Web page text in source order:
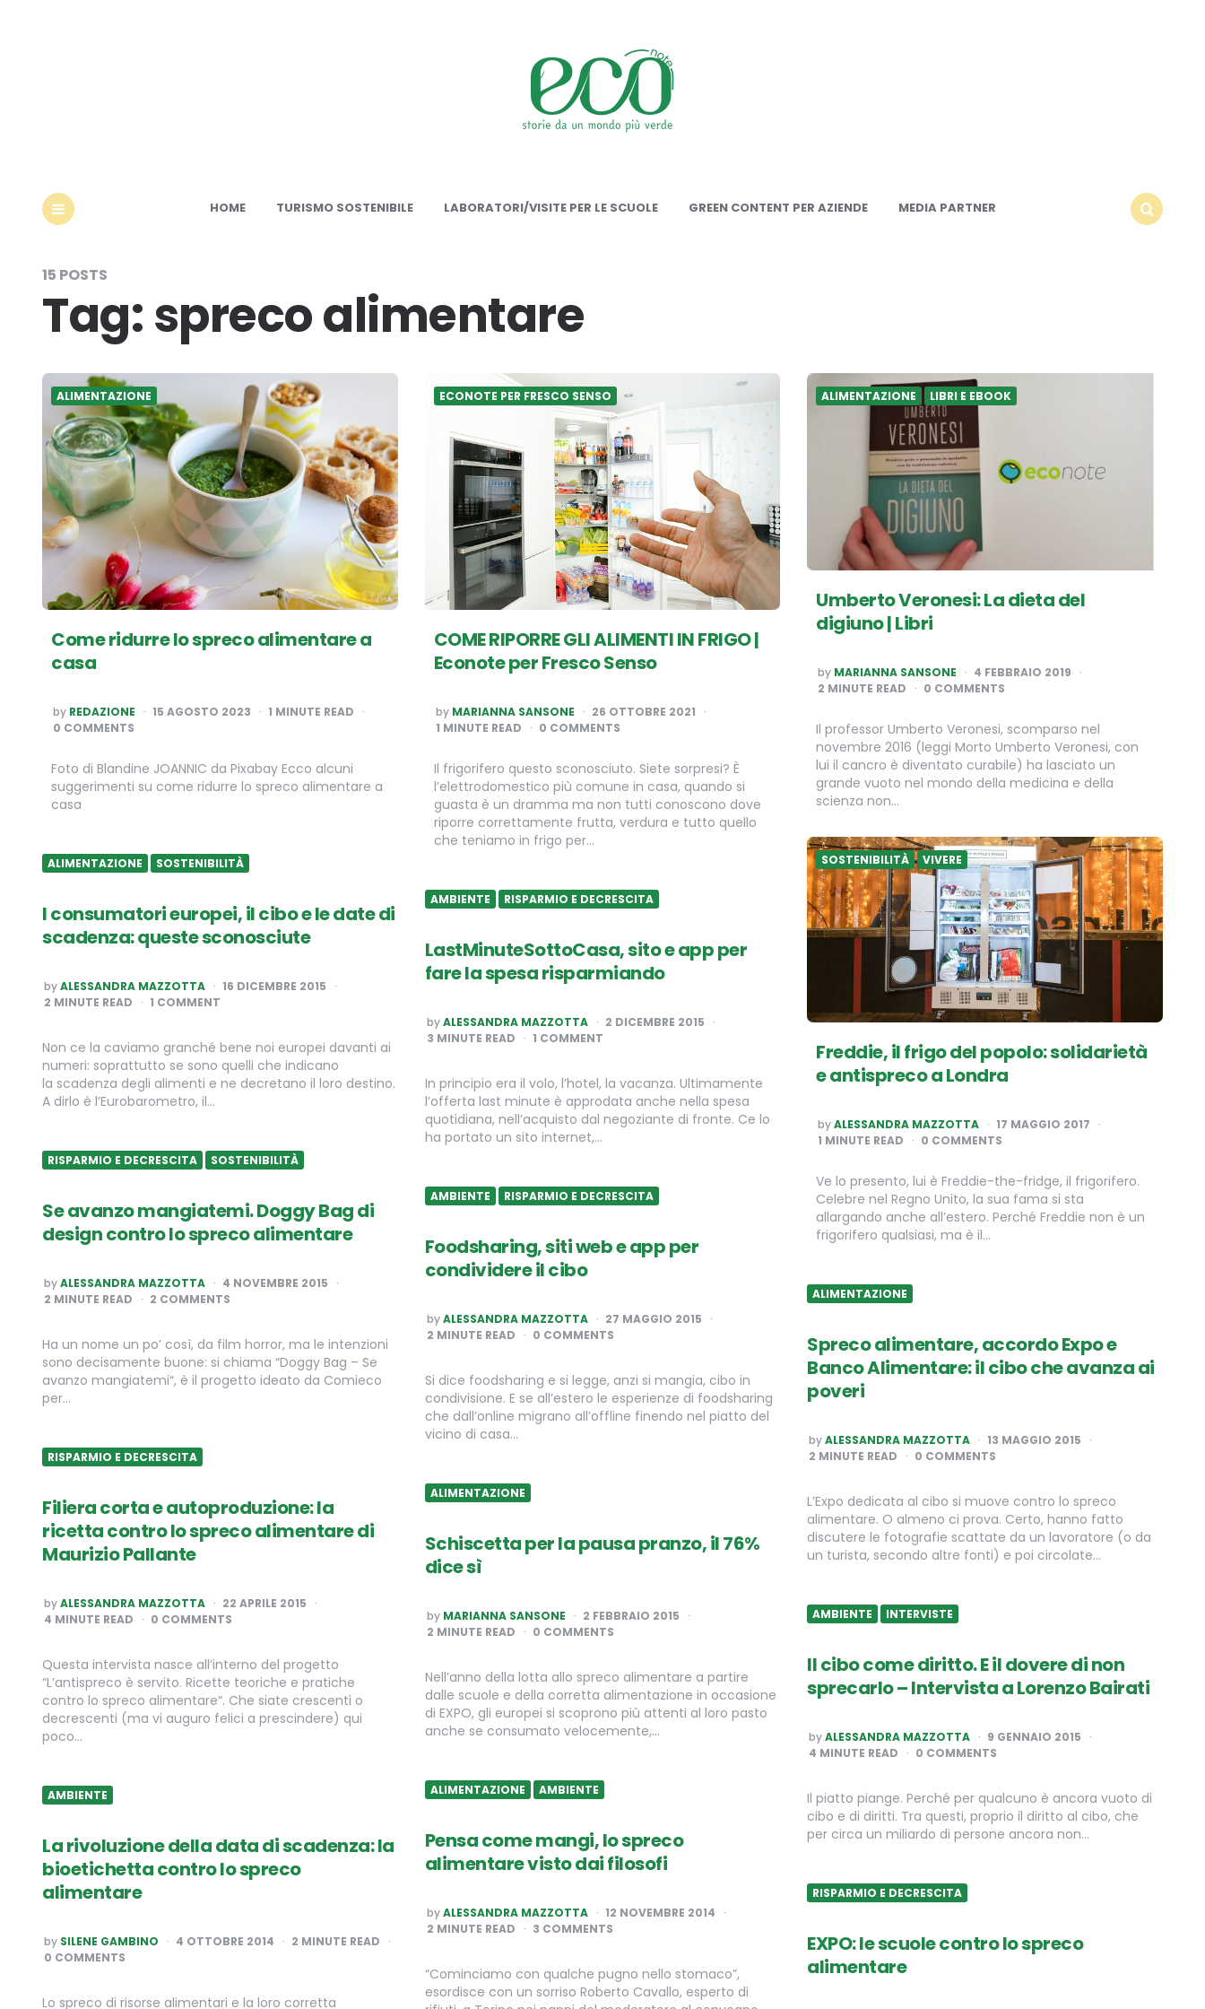
HOME TURISMO SOSTENIBILE LABORATORI/VISITE PER LE SCUOLE GREEN CONTENT PER AZIENDE
MEDIA PARTNER
15 POSTS
Tag:spreco alimentare
ALIMENTAZIONE
Come ridurre lo spreco alimentare a
casa
POSTED
BY
by REDAZIONE 15 AGOSTO 2023 1 MINUTE READ
0 COMMENTS
Foto di Blandine JOANNIC da Pixabay Ecco alcuni
suggerimenti su come ridurre lo spreco alimentare a
casa
ECONOTE PER FRESCO SENSO
COME RIPORRE GLI ALIMENTI IN FRIGO |
Econote per Fresco Senso
POSTED
BY
by MARIANNA SANSONE
26 OTTOBRE 2021
1 MINUTE READ 0 COMMENTS
Il frigorifero questo sconosciuto. Siete sorpresi? È
l’elettrodomestico più comune in casa, quando si
guasta è un dramma ma non tutti conoscono dove
riporre correttamente frutta, verdura e tutto quello
che teniamo in frigo per…
ALIMENTAZIONE LIBRI E EBOOK
Umberto Veronesi: La dieta del
digiuno | Libri
POSTED
BY
by MARIANNA SANSONE
4 FEBBRAIO 2019
2 MINUTE READ 0 COMMENTS
Il professor Umberto Veronesi, scomparso nel
novembre 2016 (leggi Morto Umberto Veronesi, con
lui il cancro è diventato curabile) ha lasciato un
grande vuoto nel mondo della medicina e della
scienza non…
SOSTENIBILITÀ VIVERE
Freddie, il frigo del popolo: solidarietà
e antispreco a Londra
POSTED
BY
byALESSANDRA MAZZOTTA
17 MAGGIO 2017
1 MINUTE READ 0 COMMENTS
Ve lo presento, lui è Freddie-the-fridge, il frigorifero.
Celebre nel Regno Unito, la sua fama si sta
allargando anche all’estero. Perché Freddie non è un
frigorifero qualsiasi, ma è il…
ALIMENTAZIONE SOSTENIBILITÀ
I consumatori europei, il cibo e le date di
scadenza: queste sconosciute
POSTED
BY
byALESSANDRA MAZZOTTA
16 DICEMBRE 2015
2 MINUTE READ 1 COMMENT
Non ce la caviamo granché bene noi europei davanti ai
numeri: soprattutto se sono quelli che indicano
la scadenza degli alimenti e ne decretano il loro destino.
A dirlo è l’Eurobarometro, il…
AMBIENTE RISPARMIO E DECRESCITA
LastMinuteSottoCasa, sito e app per
fare la spesa risparmiando
POSTED
BY
byALESSANDRA MAZZOTTA
2 DICEMBRE 2015
3 MINUTE READ 1 COMMENT
In principio era il volo, l’hotel, la vacanza. Ultimamente
l’offerta last minute è approdata anche nella spesa
quotidiana, nell’acquisto dal negoziante di fronte. Ce lo
ha portato un sito internet,…
RISPARMIO E DECRESCITA SOSTENIBILITÀ
Se avanzo mangiatemi. Doggy Bag di
design contro lo spreco alimentare
POSTED
BY
byALESSANDRA MAZZOTTA
4 NOVEMBRE 2015
2 MINUTE READ 2 COMMENTS
Ha un nome un po’ così, da film horror, ma le intenzioni
sono decisamente buone: si chiama “Doggy Bag – Se
avanzo mangiatemi“, è il progetto ideato da Comieco
per…
AMBIENTE RISPARMIO E DECRESCITA
Foodsharing, siti web e app per
condividere il cibo
POSTED
BY
byALESSANDRA MAZZOTTA
27 MAGGIO 2015
2 MINUTE READ 0 COMMENTS
Si dice foodsharing e si legge, anzi si mangia, cibo in
condivisione. E se all’estero le esperienze di foodsharing
che dall’online migrano all’offline finendo nel piatto del
vicino di casa…
ALIMENTAZIONE
Spreco alimentare, accordo Expo e
Banco Alimentare: il cibo che avanza ai
poveri
POSTED
BY
byALESSANDRA MAZZOTTA
13 MAGGIO 2015
2 MINUTE READ 0 COMMENTS
L’Expo dedicata al cibo si muove contro lo spreco
alimentare. O almeno ci prova. Certo, hanno fatto
discutere le fotografie scattate da un lavoratore (o da
un turista, secondo altre fonti) e poi circolate…
RISPARMIO E DECRESCITA
Filiera corta e autoproduzione: la
ricetta contro lo spreco alimentare di
Maurizio Pallante
POSTED
BY
byALESSANDRA MAZZOTTA
22 APRILE 2015
4 MINUTE READ 0 COMMENTS
Questa intervista nasce all’interno del progetto
“L’antispreco è servito. Ricette teoriche e pratiche
contro lo spreco alimentare“. Che siate crescenti o
decrescenti (ma vi auguro felici a prescindere) qui
poco…
ALIMENTAZIONE
Schiscetta per la pausa pranzo, il 76%
dice sì
POSTED
BY
by MARIANNA SANSONE
2 FEBBRAIO 2015
2 MINUTE READ 0 COMMENTS
Nell’anno della lotta allo spreco alimentare a partire
dalle scuole e della corretta alimentazione in occasione
di EXPO, gli europei si scoprono più attenti al loro pasto
anche se consumato velocemente,…
AMBIENTE INTERVISTE
Il cibo come diritto. E il dovere di non
sprecarlo – Intervista a Lorenzo Bairati
POSTED
BY
byALESSANDRA MAZZOTTA
9 GENNAIO 2015
4 MINUTE READ 0 COMMENTS
Il piatto piange. Perché per qualcuno è ancora vuoto di
cibo e di diritti. Tra questi, proprio il diritto al cibo, che
per circa un miliardo di persone ancora non…
ALIMENTAZIONE AMBIENTE
Pensa come mangi, lo spreco
alimentare visto dai filosofi
POSTED
BY
byALESSANDRA MAZZOTTA
12 NOVEMBRE 2014
2 MINUTE READ 3 COMMENTS
“Cominciamo con qualche pugno nello stomaco”,
esordisce con un sorriso Roberto Cavallo, esperto di
AMBIENTE
La rivoluzione della data di scadenza: la
bioetichetta contro lo spreco
alimentare
POSTED
BY
by SILENE GAMBINO 4 OTTOBRE 2014 2 MINUTE READ
0 COMMENTS
Lo spreco di risorse alimentari e la loro corretta
RISPARMIO E DECRESCITA
EXPO: le scuole contro lo spreco
alimentare